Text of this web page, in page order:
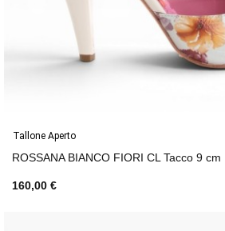
Tallone Aperto
ROSSANA BIANCO FIORI CL Tacco 9 cm
160,00 €